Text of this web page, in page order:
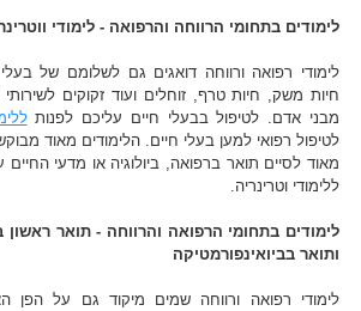
לימודים בתחומי הרווחה והרפואה - לימודי
לימודי רפואה ורווחה דואגים גם לשלומם של
חיות משק, חיות טרף, זוחלים ועוד זקוקים
מבני אדם. לטיפול בבעלי חיים עליכם לפנות
לטיפול רפואי למען בעלי חיים. הלימודים מאוד
מאוד לסיים תואר ברפואה, ביולוגיה או מדעי
ללימודי וטרינריה.
לימודים בתחומי הרפואה והרווחה - תואר ראשון
ותואר בביואינפורמטיקה
לימודי רפואה ורווחה שמים מיקוד גם על הפן